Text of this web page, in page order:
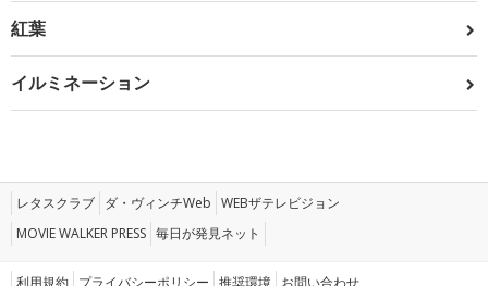
紅葉
イルミネーション
レタスクラブ ダ・ヴィンチWeb WEBザテレビジョン
MOVIE WALKER PRESS 毎日が発見ネット
利用規約 プライバシーポリシー 推奨環境 お問い合わせ